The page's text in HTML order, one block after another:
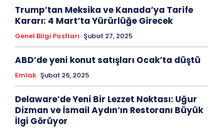
Trump’tan Meksika ve Kanada’ya Tarife
Kararı: 4 Mart’ta Yürürlüğe Girecek
Genel Bilgi Postları Şubat 27, 2025
ABD’de yeni konut satışları Ocak’ta düştü
Emlak Şubat 26, 2025
Delaware’de Yeni Bir Lezzet Noktası: Uğur
Dizman ve İsmail Aydın’ın Restoranı Büyük
İlgi Görüyor